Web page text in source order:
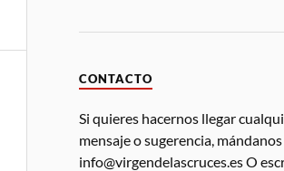
CONTACTO
Si quieres hacernos llegar
mensaje o sugerencia,
info@virgendelascruces.es O